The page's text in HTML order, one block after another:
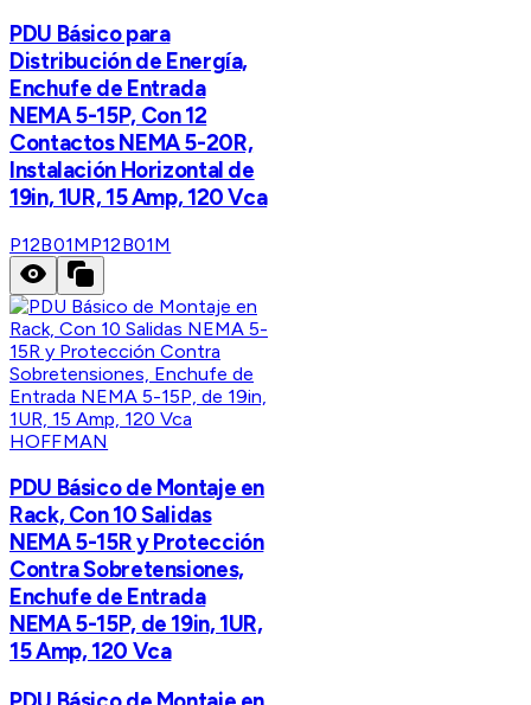
PDU Básico para
Distribución de Energía,
Enchufe de Entrada
NEMA 5-15P, Con 12
Contactos NEMA 5-20R,
Instalación Horizontal de
19in, 1UR, 15 Amp, 120 Vca
P12B01MP12B01M
HOFFMAN
PDU Básico de Montaje en
Rack, Con 10 Salidas
NEMA 5-15R y Protección
Contra Sobretensiones,
Enchufe de Entrada
NEMA 5-15P, de 19in, 1UR,
15 Amp, 120 Vca